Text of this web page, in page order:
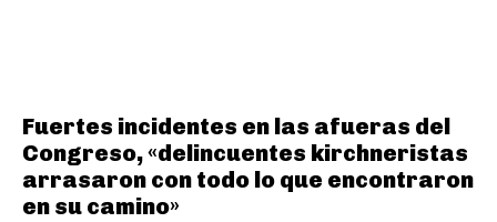
Fuertes incidentes en las afueras del
Congreso, «delincuentes kirchneristas
arrasaron con todo lo que encontraron
en su camino»